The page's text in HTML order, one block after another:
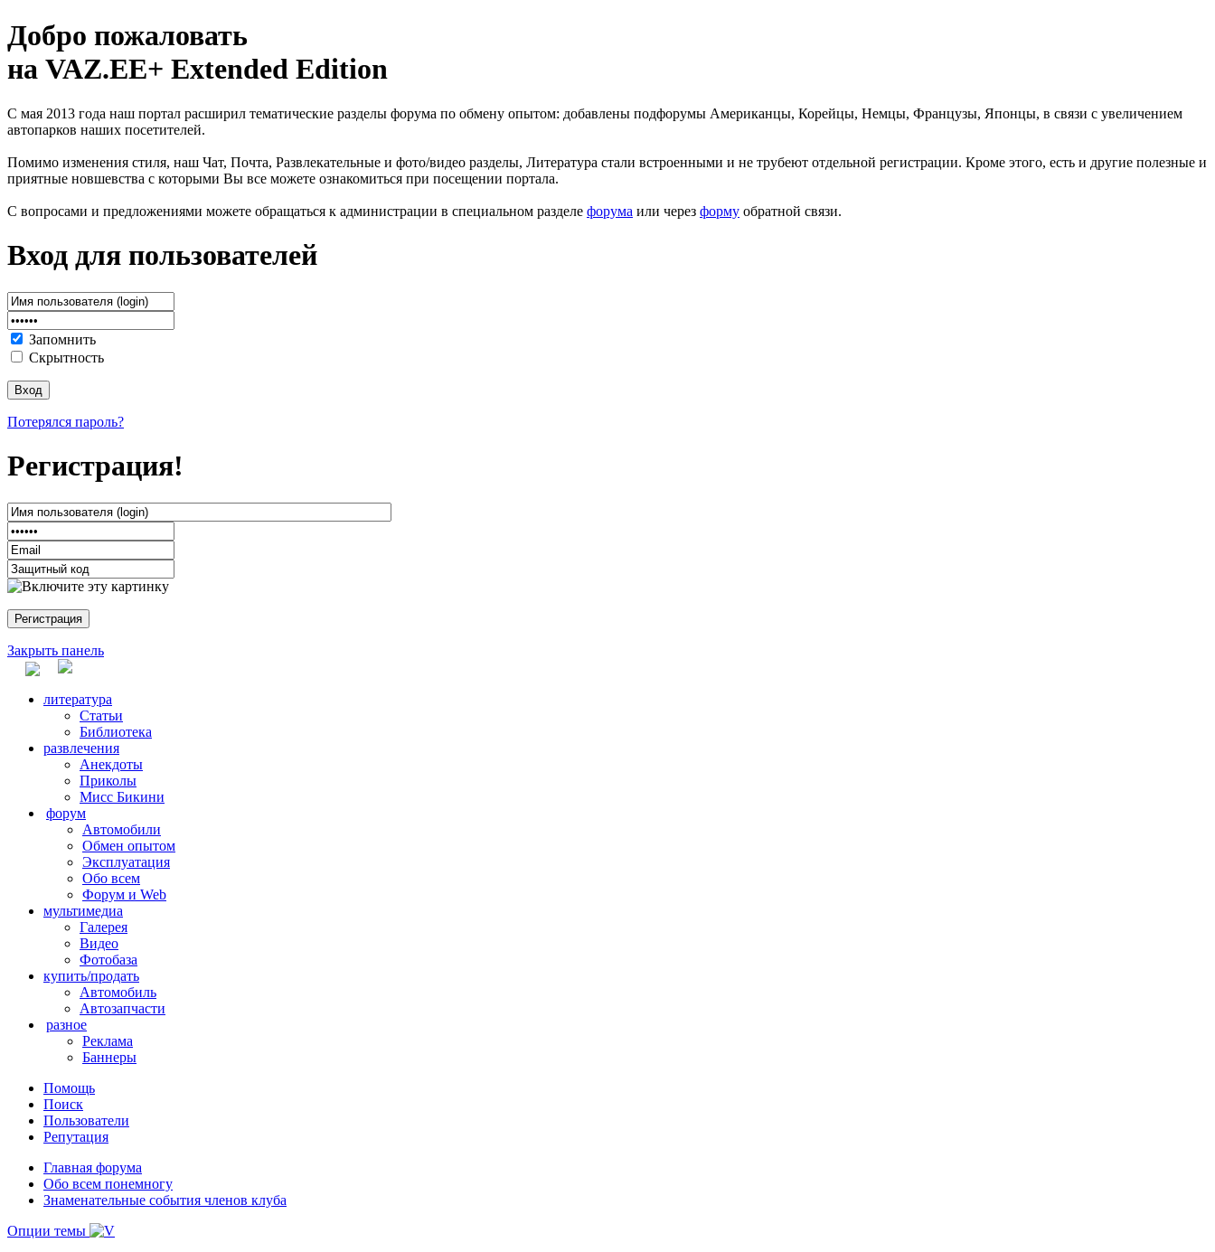
Добро пожаловать
на VAZ.EE+ Extended Edition
С мая 2013 года наш портал расширил тематические разделы форума по обмену опытом: добавлены подфорумы Американцы, Корейцы, Немцы, Французы, Японцы, в связи с увеличением
автопарков наших посетителей.
Помимо изменения стиля, наш Чат, Почта, Развлекательные и фото/видео разделы, Литература стали встроенными и не трубеют отдельной регистрации. Кроме этого, есть и другие полезные и
приятные новшевства с которыми Вы все можете ознакомиться при посещении портала.
С вопросами и предложениями можете обращаться к администрации в специальном разделе форума или через форму обратной связи.
Вход для пользователей
Запомнить
Скрытность
Потерялся пароль?
Регистрация!
Закрыть панель
литература
Статьи
Библиотека
развлечения
Анекдоты
Приколы
Мисс Бикини
форум
Автомобили
Обмен опытом
Эксплуатация
Обо всем
Форум и Web
мультимедиа
Галерея
Видео
Фотобаза
купить/продать
Автомобиль
Автозапчасти
разное
Реклама
Баннеры
Помощь
Поиск
Пользователи
Репутация
Главная форума
Обо всем понемногу
Знаменательные события членов клуба
Опции темы